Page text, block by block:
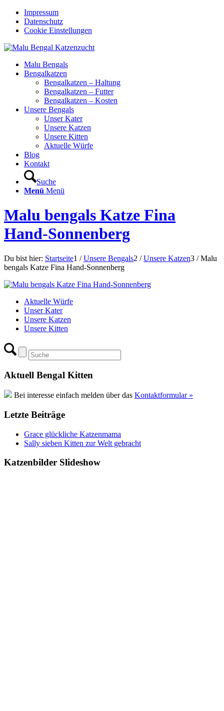
Impressum
Datenschutz
Cookie Einstellungen
Malu Bengals
Bengalkatzen
Bengalkatzen – Haltung
Bengalkatzen – Futter
Bengalkatzen – Kosten
Unsere Bengals
Unser Kater
Unsere Katzen
Unsere Kitten
Aktuelle Würfe
Blog
Kontakt
Suche
Menü Menü
Malu bengals Katze Fina
Hand-Sonnenberg
Du bist hier: Startseite1 / Unsere Bengals2 / Unsere Katzen3 / Malu
bengals Katze Fina Hand-Sonnenberg
Aktuelle Würfe
Unser Kater
Unsere Katzen
Unsere Kitten
Aktuell Bengal Kitten
Bei interesse einfach melden über das Kontaktformular »
Letzte Beiträge
Grace glückliche Katzenmama
Sally sieben Kitten zur Welt gebracht
Katzenbilder Slideshow